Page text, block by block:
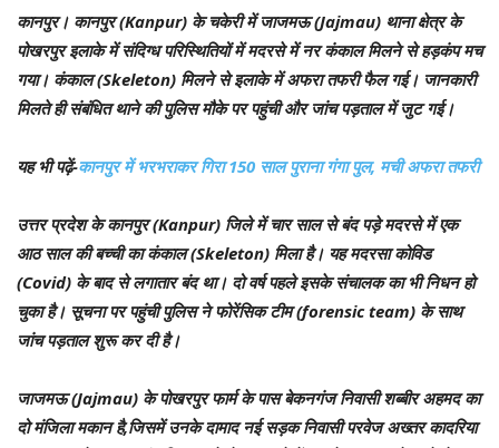
कानपुर। कानपुर (Kanpur) के चकेरी में जाजमऊ (Jajmau) थाना क्षेत्र के
पोखरपुर इलाके में संदिग्ध परिस्थितियों में मदरसे में नर कंकाल मिलने से हड़कंप मच
गया। कंकाल (Skeleton) मिलने से इलाके में अफरा तफरी फैल गई। जानकारी
मिलते ही संबंधित थाने की पुलिस मौके पर पहुंची और जांच पड़ताल में जुट गई।
यह भी पढ़ें-कानपुर में भरभराकर गिरा 150 साल पुराना गंगा पुल, मची अफरा तफरी
उत्तर प्रदेश के कानपुर (Kanpur) जिले में चार साल से बंद पड़े मदरसे में एक
आठ साल की बच्ची का कंकाल (Skeleton) मिला है। यह मदरसा कोविड
(Covid) के बाद से लगातार बंद था। दो वर्ष पहले इसके संचालक का भी निधन हो
चुका है। सूचना पर पहुंची पुलिस ने फोरेंसिक टीम (forensic team) के साथ
जांच पड़ताल शुरू कर दी है।
जाजमऊ (Jajmau) के पोखरपुर फार्म के पास बेकनगंज निवासी शब्बीर अहमद का
दो मंजिला मकान है,जिसमें उनके दामाद नई सड़क निवासी परवेज अख्तर कादरिया